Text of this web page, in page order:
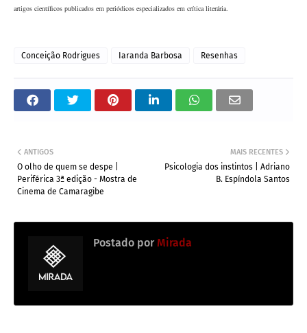
artigos científicos publicados em periódicos especializados em crítica literária.
Conceição Rodrigues Iaranda Barbosa Resenhas
MAIS RECENTES
Psicologia dos instintos | Adriano
B. Espíndola Santos
ANTIGOS
O olho de quem se despe |
Periférica 3ª edição - Mostra de
Cinema de Camaragibe
Postado por Mirada